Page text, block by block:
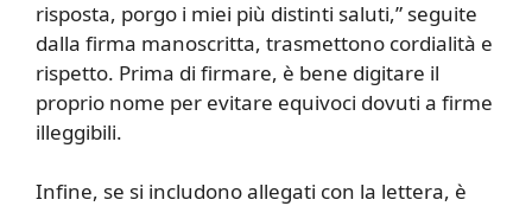
risposta, porgo i miei più distinti saluti,” seguite
dalla firma manoscritta, trasmettono cordialità e
rispetto. Prima di firmare, è bene digitare il
proprio nome per evitare equivoci dovuti a firme
illeggibili.
Infine, se si includono allegati con la lettera, è